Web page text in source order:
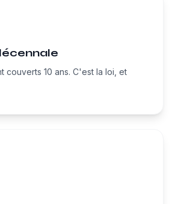
couverts 10 ans. C'est la loi, et